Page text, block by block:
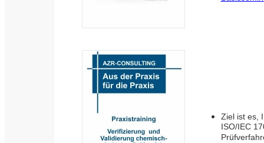
Ziel ist es,
ISO/IEC